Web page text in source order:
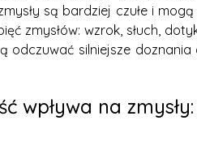
są bardziej czułe i
zmysłów: wzrok, słuch,
odczuwać silniejsze
wpływa na